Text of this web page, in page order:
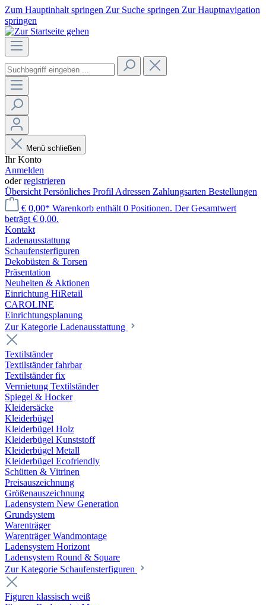
Zum Hauptinhalt springen Zur Suche springen Zur Hauptnavigation
springen
Menü schließen
Ihr Konto
Anmelden
oderregistrieren
Übersicht Persönliches Profil Adressen Zahlungsarten Bestellungen
€ 0,00* Warenkorb enthält 0 Positionen. Der Gesamtwert
beträgt € 0,00.
Kontakt
Laden­ausstattung
Schaufenster­figuren
Dekobüsten & Torsen
Präsentation
Neuheiten & Aktionen
Einrichtung HiRetail
CAROLINE
Einrichtungsplanung
Zur Kategorie Laden­ausstattung
Textilständer
Textilständer fahrbar
Textilständer fix
Vermietung Textilständer
Spiegel & Hocker
Kleidersäcke
Kleiderbügel
Kleiderbügel Holz
Kleiderbügel Kunststoff
Kleiderbügel Metall
Kleiderbügel Ecofriendly
Schütten & Vitrinen
Preisauszeichnung
Größenauszeichnung
Ladensystem New Generation
Grundsystem
Warenträger
Warenträger Wandmontage
Ladensystem Horizont
Ladensystem Round & Square
Zur Kategorie Schaufenster­figuren
Figuren klassisch weiß